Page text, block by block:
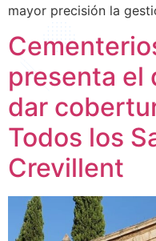
mayor precisión la
presenta el
dar
Todos los
Crevillent